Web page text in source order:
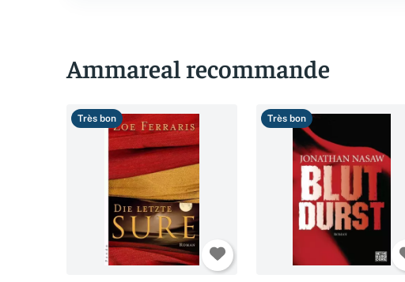
Ammareal recommande
Très bon Très bon